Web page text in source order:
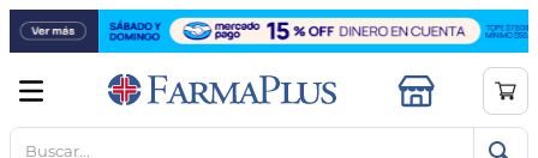
Buscar...
TÉRMINOS MÁS BUSCADOS